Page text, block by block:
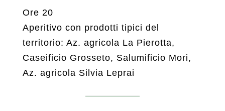
Ore 20
Aperitivo con prodotti tipici del
territorio: Az. agricola La Pierotta,
Caseificio Grosseto, Salumificio Mori,
Az. agricola Silvia Leprai